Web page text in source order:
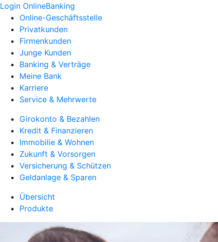
Login OnlineBanking
Online-Geschäftsstelle
Privatkunden
Firmenkunden
Junge Kunden
Banking & Verträge
Meine Bank
Karriere
Service & Mehrwerte
Girokonto & Bezahlen
Kredit & Finanzieren
Immobilie & Wohnen
Zukunft & Vorsorgen
Versicherung & Schützen
Geldanlage & Sparen
Übersicht
Produkte